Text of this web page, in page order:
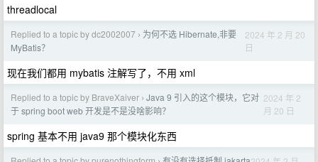
threadlocal
Replied to a topic by dc2002007 › 为何不选 Hibernate,非要
MyBatis？
2024 年 2 月 20
日
现在我们都用 mybatis 注解写了，不用 xml
Replied to a topic by BraveXaiver › Java 9 引入的这个模块，它对
于 spring boot web 开发是不是没啥影响？
2024 年 2
月 20 日
spring 基本不用 java9 那个模块化东西